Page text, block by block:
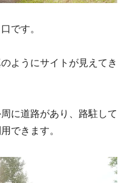
です。
ようにサイトが見えてき
に道路があり、路駐して
できます。